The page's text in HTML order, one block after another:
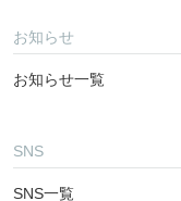
お知らせ
お知らせ一覧
SNS
SNS一覧